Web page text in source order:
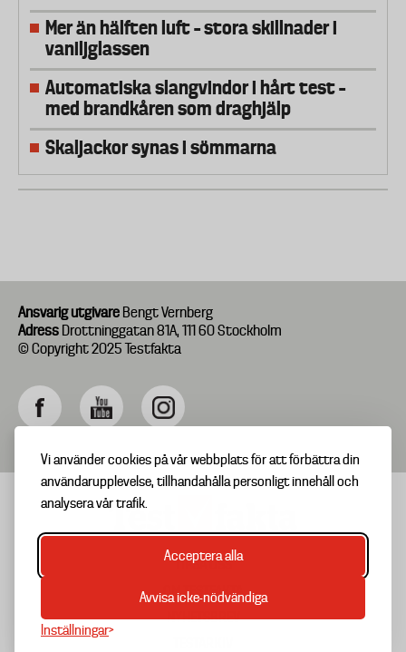
Vi använder cookies på vår webbplats för att förbättra din
användarupplevelse, tillhandahålla personligt innehåll och
analysera vår trafik.
Acceptera alla
Avvisa icke-nödvändiga
Inställningar
Mer än hälften luft – stora skillnader i
vaniljglassen
Automatiska slangvindor i hårt test –
med brandkåren som draghjälp
Skaljackor synas i sömmarna
Ansvarig utgivare Bengt Vernberg
Adress Drottninggatan 81A, 111 60 Stockholm
© Copyright 2025 Testfakta
Footer
menu
TIPSA OSS
OM TESTFAKTA
NYHETSBREV